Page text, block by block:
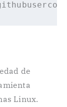
de
Linux.